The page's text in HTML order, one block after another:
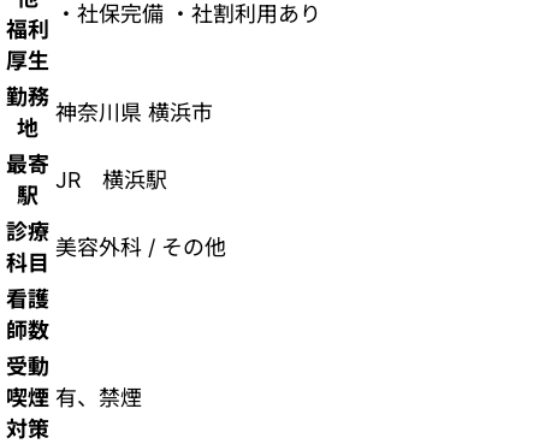
福利
厚生
・社保完備 ・社割利用あり
勤務
地
神奈川県 横浜市
最寄
駅
JR 横浜駅
診療
科目
美容外科 / その他
看護
師数
受動
喫煙
対策
有、禁煙